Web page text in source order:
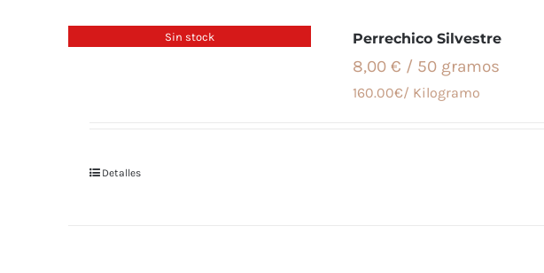
Sin stock Perrechico Silvestre
8,00 € / 50 gramos
160.00€/ Kilogramo
Detalles